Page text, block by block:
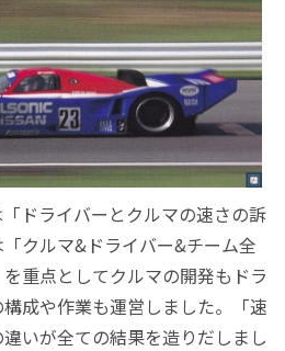
ドライバーとクルマの速さの訴
クルマ&ドライバー&チーム全
重点としてクルマの開発もドラ
成や作業も運営しました。「速
いが全ての結果を造りだしまし